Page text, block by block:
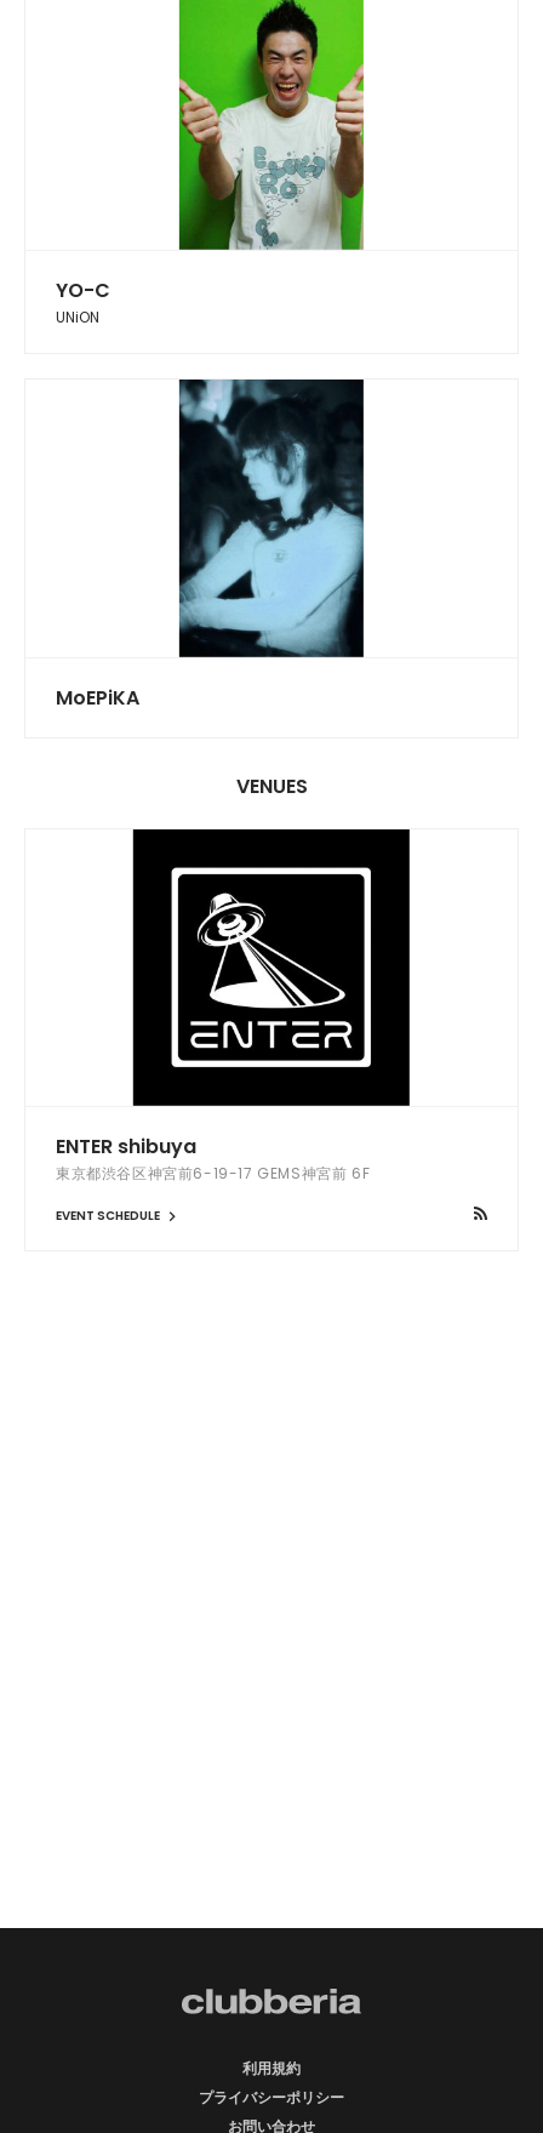
YO-C
UNiON
MoEPiKA
VENUES
ENTER shibuya
東京都渋谷区神宮前6-19-17 GEMS神宮前 6F
EVENT SCHEDULE
利用規約
プライバシーポリシー
お問い合わせ